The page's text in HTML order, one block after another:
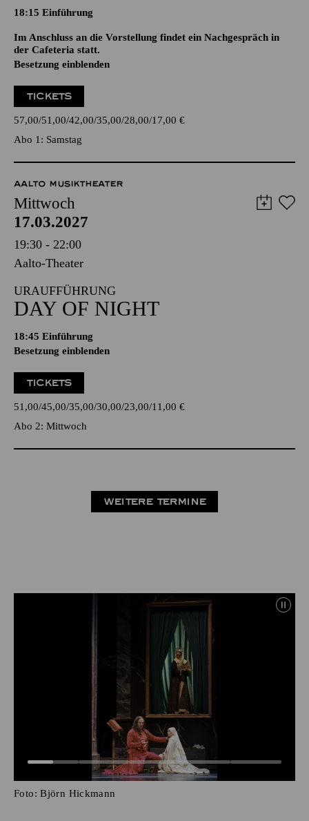
18:15 Einführung
Im Anschluss an die Vorstellung findet ein Nachgespräch in
der Cafeteria statt.
Besetzung einblenden
TICKETS
57,00 51,00 42,00 35,00 28,00 17,00 €
Abo 1: Samstag
AALTO MUSIKTHEATER
Mittwoch
17.03.2027
19:30 - 22:00
Aalto-Theater
URAUFFÜHRUNG
DAY OF NIGHT
18:45 Einführung
Besetzung einblenden
TICKETS
51,00 45,00 35,00 30,00 23,00 11,00 €
Abo 2: Mittwoch
WEITERE TERMINE
Foto: Björn Hickmann